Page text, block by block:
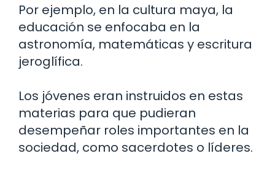
Por ejemplo, en la cultura maya, la
educación se enfocaba en la
astronomía, matemáticas y escritura
jeroglífica.
Los jóvenes eran instruidos en estas
materias para que pudieran
desempeñar roles importantes en la
sociedad, como sacerdotes o líderes.